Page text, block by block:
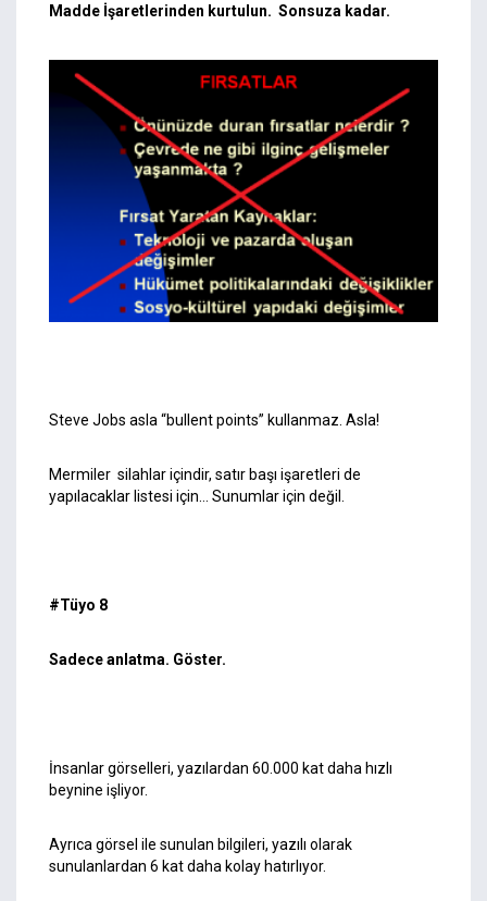
Madde İşaretlerinden kurtulun. Sonsuza kadar.
Steve Jobs asla “bullent points” kullanmaz. Asla!
Mermiler silahlar içindir, satır başı işaretleri de
yapılacaklar listesi için… Sunumlar için değil.
#Tüyo 8
Sadece anlatma. Göster.
İnsanlar görselleri, yazılardan 60.000 kat daha hızlı
beynine işliyor.
Ayrıca görsel ile sunulan bilgileri, yazılı olarak
sunulanlardan 6 kat daha kolay hatırlıyor.